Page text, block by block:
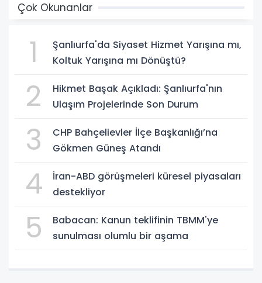
Çok Okunanlar
1
Şanlıurfa'da Siyaset Hizmet Yarışına mı,
Koltuk Yarışına mı Dönüştü?
2
Hikmet Başak Açıkladı: Şanlıurfa'nın
Ulaşım Projelerinde Son Durum
3
CHP Bahçelievler İlçe Başkanlığı’na
Gökmen Güneş Atandı
4
İran-ABD görüşmeleri küresel piyasaları
destekliyor
5
Babacan: Kanun teklifinin TBMM'ye
sunulması olumlu bir aşama